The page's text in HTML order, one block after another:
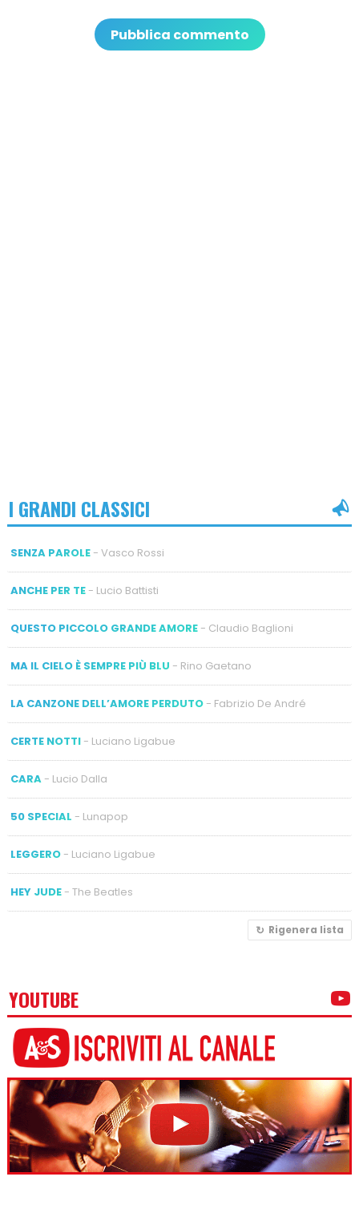
I GRANDI CLASSICI
SENZA PAROLE- Vasco Rossi
ANCHE PER TE- Lucio Battisti
QUESTO PICCOLO GRANDE AMORE- Claudio Baglioni
MA IL CIELO È SEMPRE PIÙ BLU - Rino Gaetano
LA CANZONE DELL’AMORE PERDUTO- Fabrizio De André
CERTE NOTTI- Luciano Ligabue
CARA- Lucio Dalla
50 SPECIAL - Lunapop
LEGGERO- Luciano Ligabue
HEY JUDE- The Beatles
Rigenera lista
YOUTUBE